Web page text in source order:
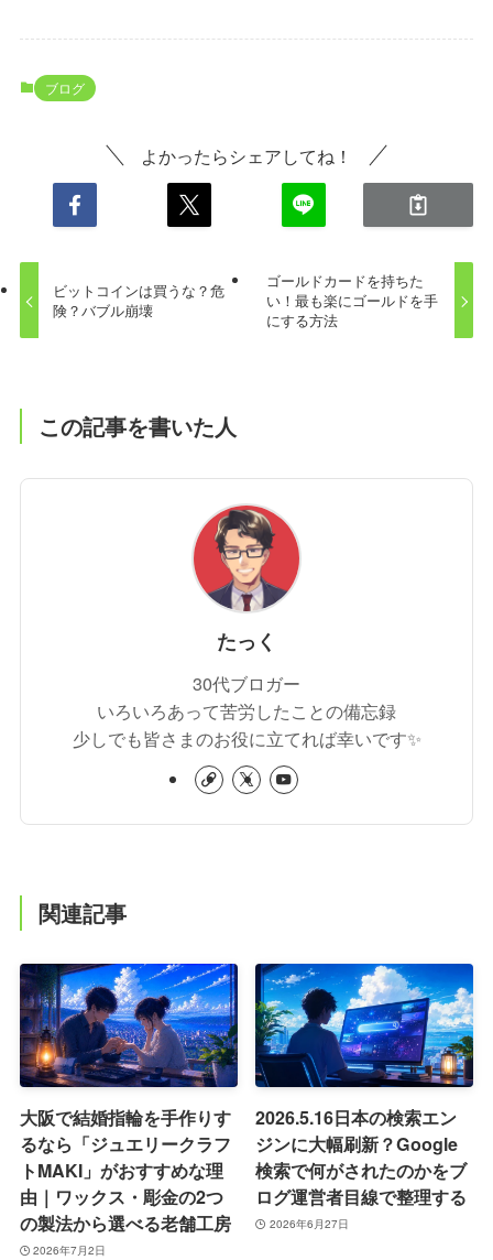
ブログ
よかったらシェアしてね！
ビットコインは買うな？危
険？バブル崩壊
ゴールドカードを持ちた
い！最も楽にゴールドを手
にする方法
この記事を書いた人
たっく
30代ブロガー
いろいろあって苦労したことの備忘録
少しでも皆さまのお役に立てれば幸いです✨
関連記事
大阪で結婚指輪を手作りす
るなら「ジュエリークラフ
トMAKI」がおすすめな理
由｜ワックス・彫金の2つ
の製法から選べる老舗工房
2026年7月2日
2026.5.16日本の検索エン
ジンに大幅刷新？Google
検索で何がされたのかをブ
ログ運営者目線で整理する
2026年6月27日